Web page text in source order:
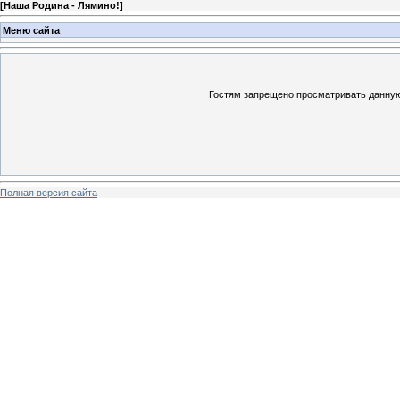
[Наша Родина - Лямино!]
Меню сайта
Гостям запрещено просматривать
Полная версия сайта